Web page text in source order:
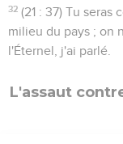
32 (21 : 37) Tu seras
milieu du pays ; on
l'Éternel, j'ai parlé.
L'assaut